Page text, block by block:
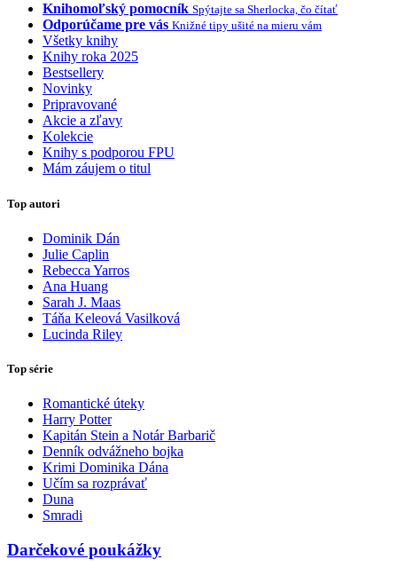
Knihomoľský pomocník Spýtajte sa Sherlocka, čo čítať
Odporúčame pre vás Knižné tipy ušité na mieru vám
Všetky knihy
Knihy roka 2025
Bestsellery
Novinky
Pripravované
Akcie a zľavy
Kolekcie
Knihy s podporou FPU
Mám záujem o titul
Top autori
Dominik Dán
Julie Caplin
Rebecca Yarros
Ana Huang
Sarah J. Maas
Táňa Keleová Vasilková
Lucinda Riley
Top série
Romantické úteky
Harry Potter
Kapitán Stein a Notár Barbarič
Denník odvážneho bojka
Krimi Dominika Dána
Učím sa rozprávať
Duna
Smradi
Darčekové poukážky